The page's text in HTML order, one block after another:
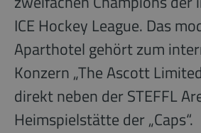
ICE Hockey League. Das
Aparthotel gehört zum
Konzern „The Ascott
direkt neben der STEFFL
Heimspielstätte der „Caps“.